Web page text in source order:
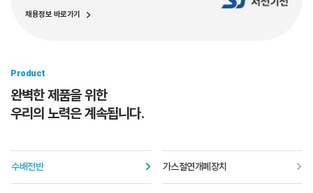
채용정보 바로가기
Product
완벽한 제품을 위한
우리의 노력은 계속됩니다.
수배전반 가스절연개폐장치